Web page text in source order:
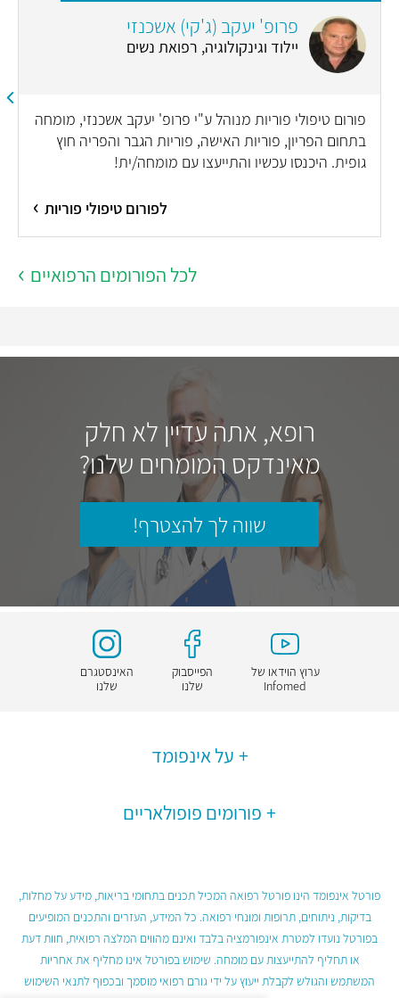
פרופ' יעקב (ג'קי) אשכנזי
יילוד וגינקולוגיה, רפואת נשים
פורום טיפולי פוריות מנוהל ע"י פרופ' יעקב אשכנזי, מומחה
בתחום הפריון, פוריות האישה, פוריות הגבר והפריה חוץ
גופית. היכנסו עכשיו והתייעצו עם מומחה/ית!
לפורום טיפולי פוריות
לכל הפורומים הרפואיים
רופא, אתה עדיין לא חלק
מאינדקס המומחים שלנו?
שווה לך להצטרף!
ערוץ הוידאו של
Infomed
הפייסבוק
שלנו
האינסטגרם
שלנו
על אינפומד
פורומים פופולאריים
פורטל אינפומד הינו פורטל רפואה המכיל תכנים בתחומי בריאות, מידע על מחלות,
בדיקות, ניתוחים, תרופות ומונחי רפואה. כל המידע, העזרים והתכנים המופיעים
בפורטל נועדו למטרת אינפורמציה בלבד ואינם מהווים המלצה רפואית, חוות דעת
או תחליף להתייעצות עם מומחה. שימוש בפורטל אינו מחליף את אחריות
המשתמש והגולש לקבלת ייעוץ על ידי גורם רפואי מוסמך ובכפוף לתנאי השימוש